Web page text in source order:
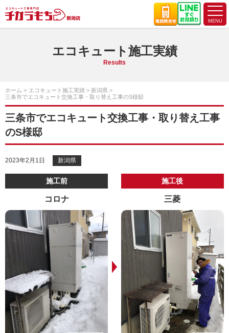
エコキュート施工実績
Results
ホーム エコキュート施工実績
新潟県
三条市でエコキュート交換工事・取り替え工事のS様邸
三条市でエコキュート交換工事・取り替え工事
のS様邸
2023年2月1日 新潟県
施工前
コロナ
施工後
三菱